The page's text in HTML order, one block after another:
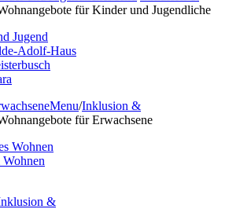
für Kinder und Jugendliche
Jugend
Adolf-Haus
Menu/Inklusion &
für Erwachsene
Wohnen
Wohnen
&